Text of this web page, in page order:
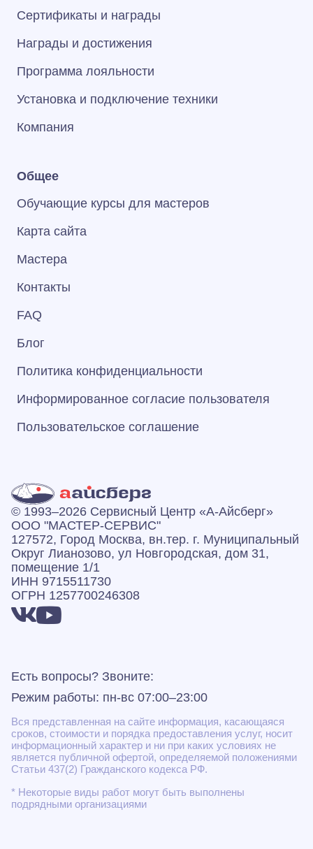
Сертификаты и награды
Награды и достижения
Программа лояльности
Установка и подключение техники
Компания
Общее
Обучающие курсы для мастеров
Карта сайта
Мастера
Контакты
FAQ
Блог
Политика конфиденциальности
Информированное согласие пользователя
Пользовательское соглашение
© 1993–2026 Сервисный Центр «А‑Айсберг»
ООО "МАСТЕР-СЕРВИС"
127572, Город Москва, вн.тер. г. Муниципальный
Округ Лианозово, ул Новгородская, дом 31,
помещение 1/1
ИНН 9715511730
ОГРН 1257700246308
Есть вопросы? Звоните:
Режим работы: пн-вс 07:00–23:00
Вся представленная на сайте информация, касающаяся
сроков, стоимости и порядка предоставления услуг, носит
информационный характер и ни при каких условиях не
является публичной офертой, определяемой положениями
Статьи 437(2) Гражданского кодекса РФ.
* Некоторые виды работ могут быть выполнены
подрядными организациями